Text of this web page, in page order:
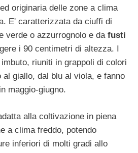
ed originaria delle zone a clima
E' caratterizzata da ciuffi di
verde o azzurrognolo e da fusti
i 90 centimetri di altezza. I
riuniti in grappoli di colori
al giallo, dal blu al viola, e fanno
maggio-giugno.
alla coltivazione in piena
a clima freddo, potendo
inferiori di molti gradi allo